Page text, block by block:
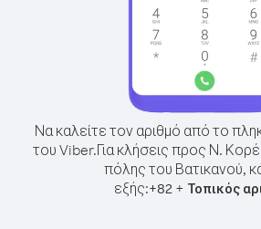
Να καλείτε τον αριθμό από το
του Viber.Για κλήσεις προς Ν.
πόλης του Βατικανού,
εξής:+82+ Τοπικός